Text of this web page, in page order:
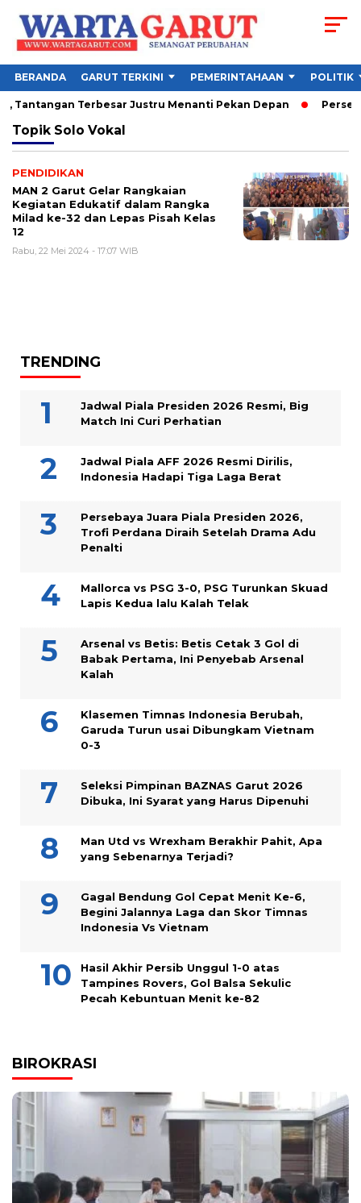
BERANDA GARUT TERKINI PEMERINTAHAAN POLITIK
Tantangan Terbesar Justru Menanti Pekan Depan
Topik Solo Vokal
PENDIDIKAN
MAN 2 Garut Gelar Rangkaian
Kegiatan Edukatif dalam Rangka
Milad ke-32 dan Lepas Pisah Kelas
12
Rabu, 22 Mei 2024 - 17:07 WIB
TRENDING
Jadwal Piala Presiden 2026 Resmi, Big
Match Ini Curi Perhatian
Jadwal Piala AFF 2026 Resmi Dirilis,
Indonesia Hadapi Tiga Laga Berat
Persebaya Juara Piala Presiden 2026,
Trofi Perdana Diraih Setelah Drama Adu
Penalti
Mallorca vs PSG 3-0, PSG Turunkan Skuad
Lapis Kedua lalu Kalah Telak
Arsenal vs Betis: Betis Cetak 3 Gol di
Babak Pertama, Ini Penyebab Arsenal
Kalah
Klasemen Timnas Indonesia Berubah,
Garuda Turun usai Dibungkam Vietnam
0-3
Seleksi Pimpinan BAZNAS Garut 2026
Dibuka, Ini Syarat yang Harus Dipenuhi
Man Utd vs Wrexham Berakhir Pahit, Apa
yang Sebenarnya Terjadi?
Gagal Bendung Gol Cepat Menit Ke-6,
Begini Jalannya Laga dan Skor Timnas
Indonesia Vs Vietnam
Hasil Akhir Persib Unggul 1-0 atas
Tampines Rovers, Gol Balsa Sekulic
Pecah Kebuntuan Menit ke-82
BIROKRASI